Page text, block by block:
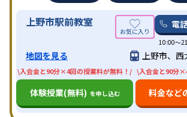
上野市駅前教室 電
10:00〜
地図を見る 上野市、西
\入会金と90分×4回の授業料が無料！/
体験授業(無料) を申し込む
\入会金と90分
料金など